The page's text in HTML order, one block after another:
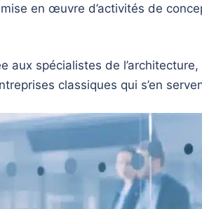
en œuvre d’activités de
aux spécialistes de
classiques qui s’en